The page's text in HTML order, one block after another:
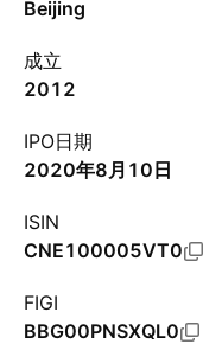
Beijing
成立
2012
IPO日期
2020年8月10日
ISIN
CNE100005VT0
FIGI
BBG00PNSXQL0